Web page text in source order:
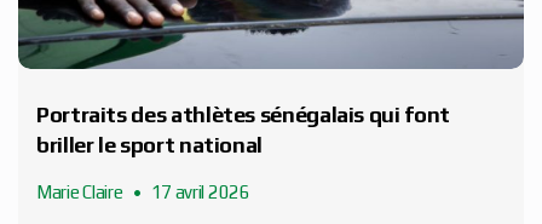
Portraits des athlètes sénégalais qui font
briller le sport national
Marie Claire 17 avril 2026